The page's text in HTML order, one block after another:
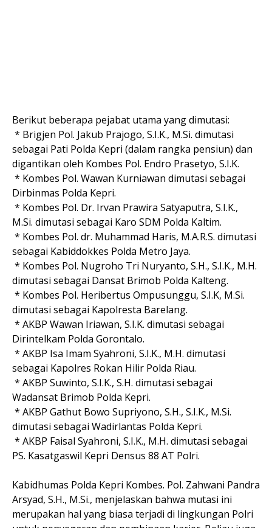
Berikut beberapa pejabat utama yang dimutasi:
* Brigjen Pol. Jakub Prajogo, S.I.K., M.Si. dimutasi
sebagai Pati Polda Kepri (dalam rangka pensiun) dan
digantikan oleh Kombes Pol. Endro Prasetyo, S.I.K.
* Kombes Pol. Wawan Kurniawan dimutasi sebagai
Dirbinmas Polda Kepri.
* Kombes Pol. Dr. Irvan Prawira Satyaputra, S.I.K.,
M.Si. dimutasi sebagai Karo SDM Polda Kaltim.
* Kombes Pol. dr. Muhammad Haris, M.A.R.S. dimutasi
sebagai Kabiddokkes Polda Metro Jaya.
* Kombes Pol. Nugroho Tri Nuryanto, S.H., S.I.K., M.H.
dimutasi sebagai Dansat Brimob Polda Kalteng.
* Kombes Pol. Heribertus Ompusunggu, S.I.K, M.Si.
dimutasi sebagai Kapolresta Barelang.
* AKBP Wawan Iriawan, S.I.K. dimutasi sebagai
Dirintelkam Polda Gorontalo.
* AKBP Isa Imam Syahroni, S.I.K., M.H. dimutasi
sebagai Kapolres Rokan Hilir Polda Riau.
* AKBP Suwinto, S.I.K., S.H. dimutasi sebagai
Wadansat Brimob Polda Kepri.
* AKBP Gathut Bowo Supriyono, S.H., S.I.K., M.Si.
dimutasi sebagai Wadirlantas Polda Kepri.
* AKBP Faisal Syahroni, S.I.K., M.H. dimutasi sebagai
PS. Kasatgaswil Kepri Densus 88 AT Polri.
Kabidhumas Polda Kepri Kombes. Pol. Zahwani Pandra
Arsyad, S.H., M.Si., menjelaskan bahwa mutasi ini
merupakan hal yang biasa terjadi di lingkungan Polri